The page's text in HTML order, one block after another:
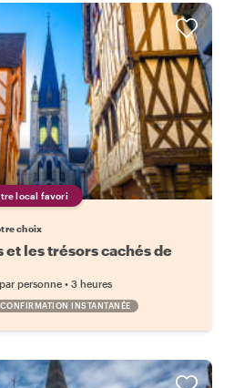
local favori
choix
les trésors cachés de
par personne • 3 heures
CONFIRMATION INSTANTANÉE